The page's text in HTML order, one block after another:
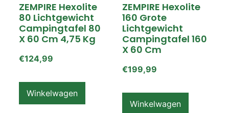
ZEMPIRE Hexolite
80 Lichtgewicht
Campingtafel 80
X 60 Cm 4,75 Kg
€124,99
Winkelwagen
ZEMPIRE Hexolite
160 Grote
Lichtgewicht
Campingtafel 160
X 60 Cm
€199,99
Winkelwagen